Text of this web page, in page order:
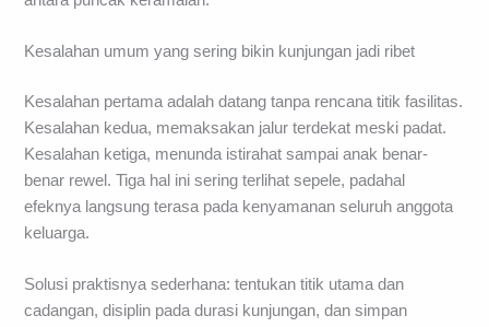
Kesalahan umum yang sering bikin kunjungan jadi ribet
Kesalahan pertama adalah datang tanpa rencana titik fasilitas.
Kesalahan kedua, memaksakan jalur terdekat meski padat.
Kesalahan ketiga, menunda istirahat sampai anak benar-
benar rewel. Tiga hal ini sering terlihat sepele, padahal
efeknya langsung terasa pada kenyamanan seluruh anggota
keluarga.
Solusi praktisnya sederhana: tentukan titik utama dan
cadangan, disiplin pada durasi kunjungan, dan simpan